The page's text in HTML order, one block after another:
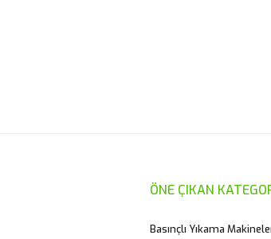
ÖNE ÇIKAN
Basınçlı Yıkama